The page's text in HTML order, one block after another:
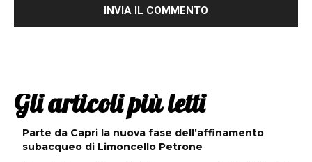
Gli articoli più letti
Parte da Capri la nuova fase dell’affinamento
subacqueo di Limoncello Petrone